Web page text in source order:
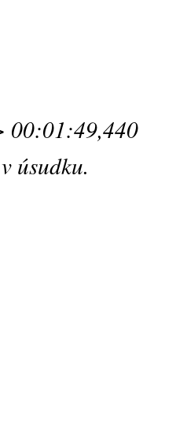
00:01:49,440
úsudku.